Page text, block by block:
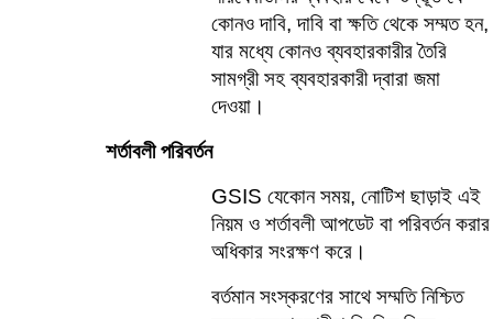
কোনও দাবি, দাবি বা ক্ষতি থেকে সম্মত হন,
যার মধ্যে কোনও ব্যবহারকারীর তৈরি
সামগ্রী সহ ব্যবহারকারী দ্বারা জমা
দেওয়া।
শর্তাবলী পরিবর্তন
GSIS যেকোন সময়, নোটিশ ছাড়াই এই
নিয়ম ও শর্তাবলী আপডেট বা পরিবর্তন করার
অধিকার সংরক্ষণ করে।
বর্তমান সংস্করণের সাথে সম্মতি নিশ্চিত